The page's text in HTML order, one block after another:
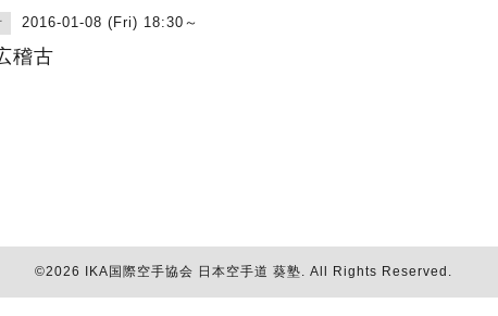
2016-01-08 (Fri) 18:30～
稽古
©2026 IKA国際空手協会 日本空手道 葵塾. All Rights Reserved.